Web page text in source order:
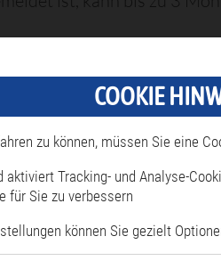
ist, kann bis zu 6 Monate
COOKIE
zu können, müssen Sie eine
aktiviert Tracking- und Analyse-
für Sie zu verbessern
können Sie gezielt